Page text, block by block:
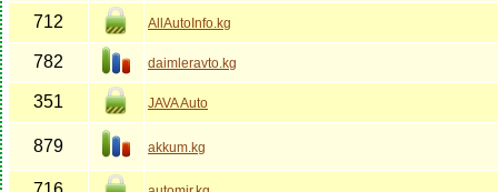
712 AllAutoInfo.kg
782 daimleravto.kg
351 JAVA Auto
879 akkum.kg